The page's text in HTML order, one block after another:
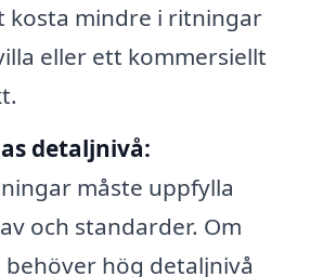
kosta mindre i ritningar
eller ett kommersiellt
detaljnivå:
måste uppfylla
och standarder. Om
hög detaljnivå